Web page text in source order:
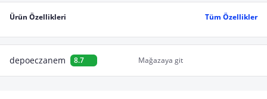
Ürün Özellikleri Tüm Özellikler
depoeczanem 8.7 Mağazaya git